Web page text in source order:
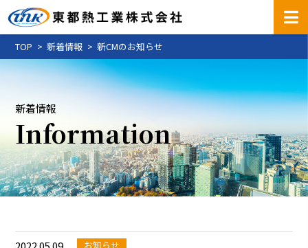
TOP 新着情報 新CMのお知らせ
新着情報
Information
お知らせ